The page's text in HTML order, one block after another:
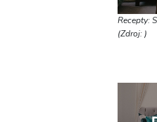
Recepty:
(Zdroj: )